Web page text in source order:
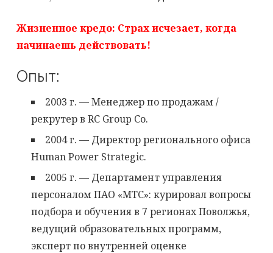
Жизненное кредо: Страх исчезает, когда
начинаешь действовать!
Опыт:
2003 г. — Менеджер по продажам /
рекрутер в RC Group Co.
2004 г. — Директор регионального офиса
Human Power Strategic.
2005 г. — Департамент управления
персоналом ПАО «МТС»: курировал вопросы
подбора и обучения в 7 регионах Поволжья,
ведущий образовательных программ,
эксперт по внутренней оценке